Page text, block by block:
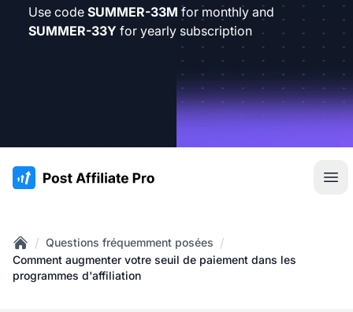
Use code SUMMER-33M for monthly and
SUMMER-33Y for yearly subscription
:site.title
Home
/ Questions fréquemment posées /
Comment augmenter votre seuil de paiement dans les
programmes d'affiliation